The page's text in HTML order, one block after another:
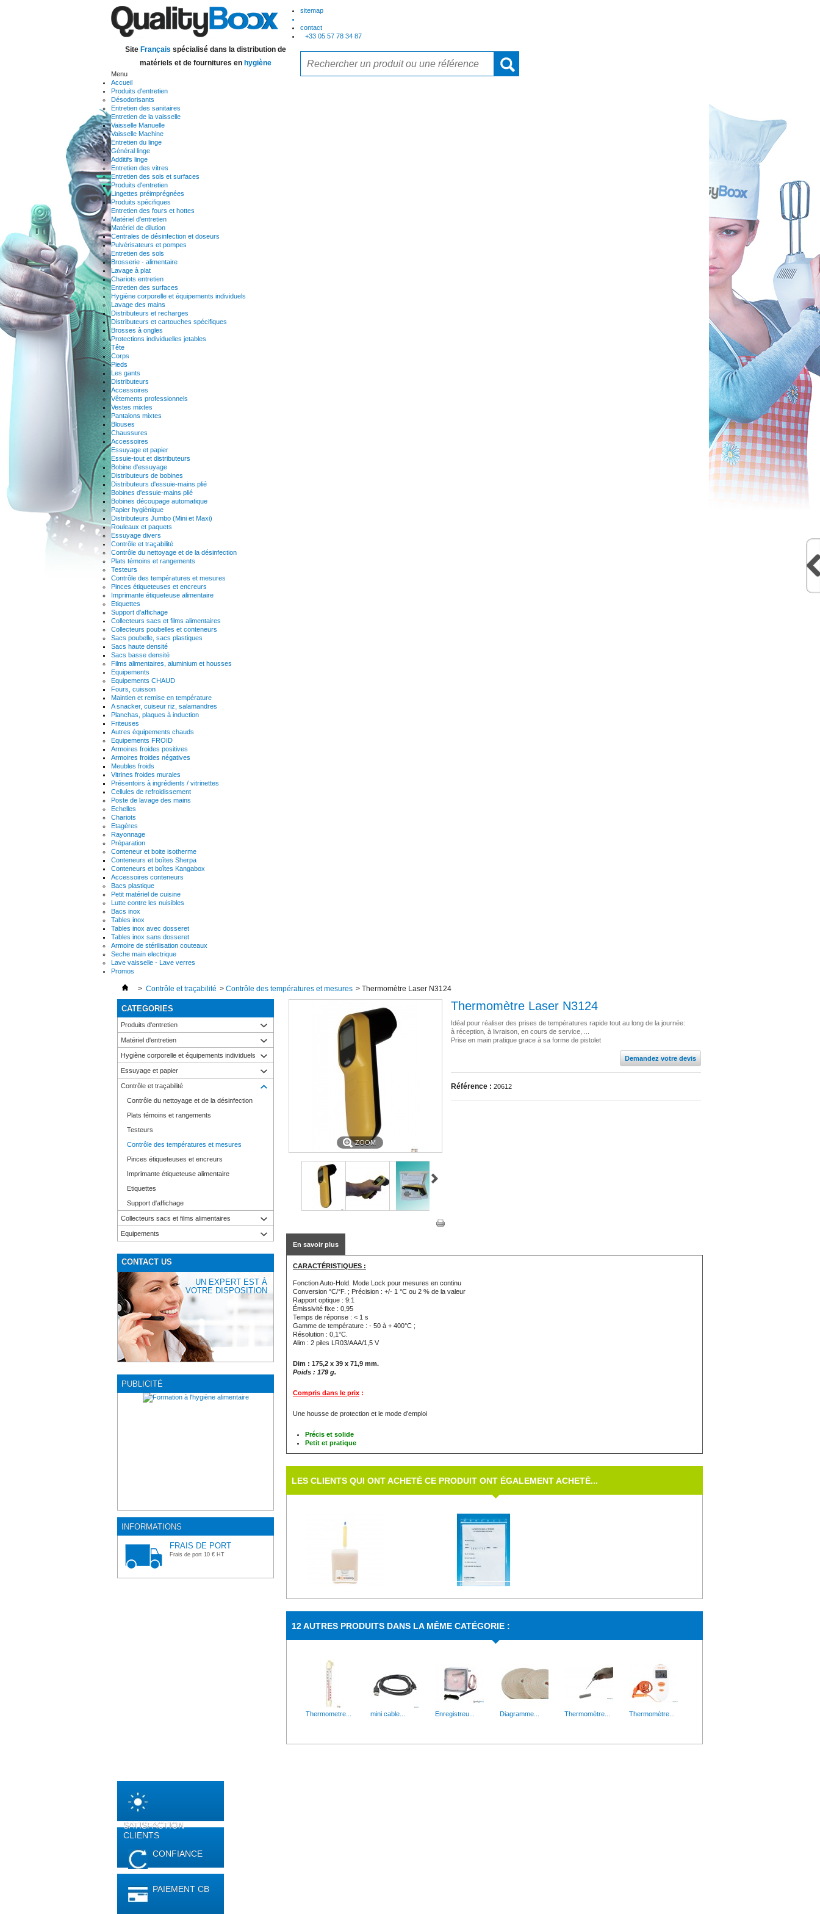
Site Français spécialisé dans la distribution de
matériels et de fournitures en hygiène
sitemap
contact
+33 05 57 78 34 87
Menu
Accueil
Produits d'entretien
Désodorisants
Entretien des sanitaires
Entretien de la vaisselle
Vaisselle Manuelle
Vaisselle Machine
Entretien du linge
Général linge
Additifs linge
Entretien des vitres
Entretien des sols et surfaces
Produits d'entretien
Lingettes préimprégnées
Produits spécifiques
Entretien des fours et hottes
Matériel d'entretien
Matériel de dilution
Centrales de désinfection et doseurs
Pulvérisateurs et pompes
Entretien des sols
Brosserie - alimentaire
Lavage à plat
Chariots entretien
Entretien des surfaces
Hygiène corporelle et équipements individuels
Lavage des mains
Distributeurs et recharges
Distributeurs et cartouches spécifiques
Brosses à ongles
Protections individuelles jetables
Tête
Corps
Pieds
Les gants
Distributeurs
Accessoires
Vêtements professionnels
Vestes mixtes
Pantalons mixtes
Blouses
Chaussures
Accessoires
Essuyage et papier
Essuie-tout et distributeurs
Bobine d'essuyage
Distributeurs de bobines
Distributeurs d'essuie-mains plié
Bobines d'essuie-mains plié
Bobines découpage automatique
Papier hygiènique
Distributeurs Jumbo (Mini et Maxi)
Rouleaux et paquets
Essuyage divers
Contrôle et traçabilité
Contrôle du nettoyage et de la désinfection
Plats témoins et rangements
Testeurs
Contrôle des températures et mesures
Pinces étiqueteuses et encreurs
Imprimante étiqueteuse alimentaire
Etiquettes
Support d'affichage
Collecteurs sacs et films alimentaires
Collecteurs poubelles et conteneurs
Sacs poubelle, sacs plastiques
Sacs haute densité
Sacs basse densité
Films alimentaires, aluminium et housses
Equipements
Equipements CHAUD
Fours, cuisson
Maintien et remise en température
A snacker, cuiseur riz, salamandres
Planchas, plaques à induction
Friteuses
Autres équipements chauds
Equipements FROID
Armoires froides positives
Armoires froides négatives
Meubles froids
Vitrines froides murales
Présentoirs à ingrédients / vitrinettes
Cellules de refroidissement
Poste de lavage des mains
Echelles
Chariots
Etagères
Rayonnage
Préparation
Conteneur et boite isotherme
Conteneurs et boîtes Sherpa
Conteneurs et boîtes Kangabox
Accessoires conteneurs
Bacs plastique
Petit matériel de cuisine
Lutte contre les nuisibles
Bacs inox
Tables inox
Tables inox avec dosseret
Tables inox sans dosseret
Armoire de stérilisation couteaux
Seche main electrique
Lave vaisselle - Lave verres
Promos
> Contrôle et traçabilité > Contrôle des températures et mesures > Thermomètre Laser N3124
CATEGORIES
Produits d'entretien
Matériel d'entretien
Hygiène corporelle et équipements individuels
Essuyage et papier
Contrôle et traçabilité
Contrôle du nettoyage et de la désinfection
Plats témoins et rangements
Testeurs
Contrôle des températures et mesures
Pinces étiqueteuses et encreurs
Imprimante étiqueteuse alimentaire
Etiquettes
Support d'affichage
Collecteurs sacs et films alimentaires
Equipements
CONTACT US
UN EXPERT EST À
VOTRE DISPOSITION
PUBLICITÉ
INFORMATIONS
FRAIS DE PORT
Frais de port 10 € HT
ZOOM
Thermomètre Laser N3124
Idéal pour réaliser des prises de températures rapide tout au long de la journée:
à réception, à livraison, en cours de service, ...
Prise en main pratique grace à sa forme de pistolet
Demandez votre devis
Référence : 20612
En savoir plus
CARACTÉRISTIQUES :
Fonction Auto-Hold. Mode Lock pour mesures en continu
Conversion °C/°F. ; Précision : +/- 1 °C ou 2 % de la valeur
Rapport optique : 9:1
Émissivité fixe : 0,95
Temps de réponse : < 1 s
Gamme de température : - 50 à + 400°C ;
Résolution : 0,1°C.
Alim : 2 piles LR03/AAA/1,5 V
Dim : 175,2 x 39 x 71,9 mm.
Poids : 179 g.
Compris dans le prix :
Une housse de protection et le mode d’emploi
Précis et solide
Petit et pratique
LES CLIENTS QUI ONT ACHETÉ CE PRODUIT ONT ÉGALEMENT ACHETÉ...
Antibactérie...
Descriptif : L'antibactérien liquide est un...
Sacs...
Pour conserver et noter vos plats témoins Lot...
Manchettes...
Manchettes PE opaque imperméable jetable
Planche à...
Planche à découper polyéthylène haute...
12 AUTRES PRODUITS DANS LA MÊME CATÉGORIE :
Thermometre... mini cable... Enregistreu... Diagramme... Thermomètre... Thermomètre...
SATISFACTION
CLIENTS
CONFIANCE
PAIEMENT CB